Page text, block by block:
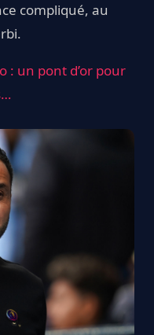
compliqué, au
: un pont d’or pour